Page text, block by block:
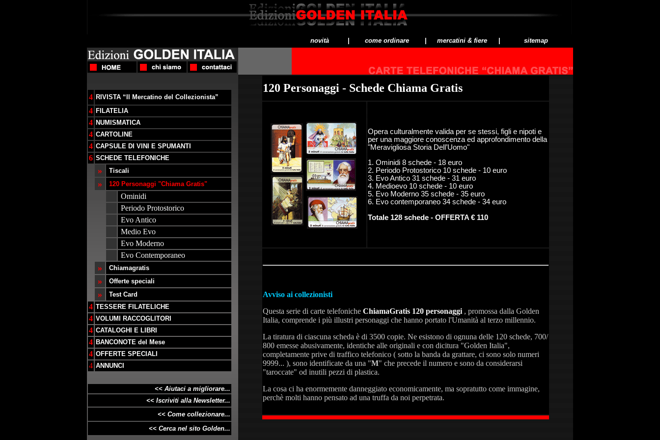
novità come ordinare mercatini & fiere sitemap
4 RIVISTA “Il Mercatino del Collezionista”
4 FILATELIA
4 NUMISMATICA
4 CARTOLINE
4 CAPSULE DI VINI E SPUMANTI
6 SCHEDE TELEFONICHE
» Tiscali
» 120 Personaggi "Chiama Gratis"
Ominidi
Periodo Protostorico
Evo Antico
Medio Evo
Evo Moderno
Evo Contemporaneo
» Chiamagratis
» Offerte speciali
» Test Card
4 TESSERE FILATELICHE
4 VOLUMI RACCOGLITORI
4 CATALOGHI E LIBRI
4 BANCONOTE del Mese
4 OFFERTE SPECIALI
4 ANNUNCI
<< Aiutaci a migliorare...
<< Iscriviti alla Newsletter...
<< Come collezionare...
<< Cerca nel sito Golden...
120 Personaggi - Schede Chiama Gratis
Opera culturalmente valida per se stessi, figli e nipoti e
per una maggiore conoscenza ed approfondimento della
"Meravigliosa Storia Dell’Uomo"
1. Ominidi 8 schede - 18 euro
2. Periodo Protostorico 10 schede - 10 euro
3. Evo Antico 31 schede - 31 euro
4. Medioevo 10 schede - 10 euro
5. Evo Moderno 35 schede - 35 euro
6. Evo contemporaneo 34 schede - 34 euro
Totale 128 schede - OFFERTA € 110
Avviso ai collezionisti
Questa serie di carte telefoniche ChiamaGratis 120 personaggi , promossa dalla Golden
Italia, comprende i più illustri personaggi che hanno portato l'Umanità al terzo millennio.
La tiratura di ciascuna scheda è di 3500 copie. Ne esistono di ognuna delle 120 schede, 700/
800 emesse abusivamente, identiche alle originali e con dicitura "Golden Italia",
completamente prive di traffico telefonico ( sotto la banda da grattare, ci sono solo numeri
9999... ), sono identificate da una "M" che precede il numero e sono da considerarsi
"taroccate" od inutili pezzi di plastica.
La cosa ci ha enormemente danneggiato economicamente, ma sopratutto come immagine,
perchè molti hanno pensato ad una truffa da noi perpetrata.